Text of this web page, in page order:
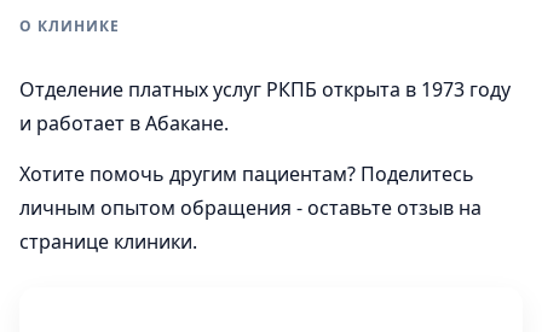
О КЛИНИКЕ
Отделение платных услуг РКПБ открыта в 1973 году
и работает в Абакане.
Хотите помочь другим пациентам? Поделитесь
личным опытом обращения - оставьте отзыв на
странице клиники.